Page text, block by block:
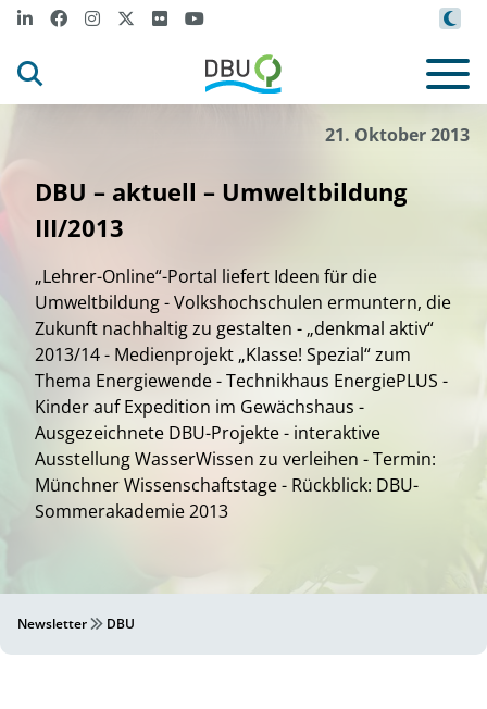
21. Oktober 2013
DBU – aktuell – Umweltbildung
III/2013
„Lehrer-Online“-Portal liefert Ideen für die
Umweltbildung - Volkshochschulen ermuntern, die
Zukunft nachhaltig zu gestalten - „denkmal aktiv“
2013/14 - Medienprojekt „Klasse! Spezial“ zum
Thema Energiewende - Technikhaus EnergiePLUS -
Kinder auf Expedition im Gewächshaus -
Ausgezeichnete DBU-Projekte - interaktive
Ausstellung WasserWissen zu verleihen - Termin:
Münchner Wissenschaftstage - Rückblick: DBU-
Sommerakademie 2013
Newsletter DBU